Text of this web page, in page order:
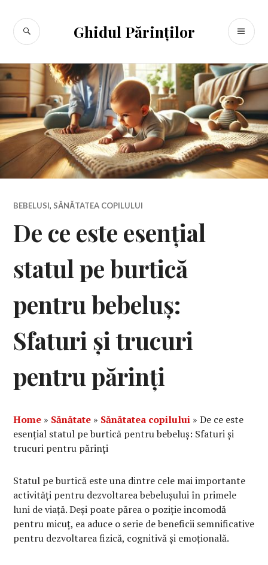
conținut
Ghidul Părinților
CĂUTARE
BEBELUSI, SĂNĂTATEA COPILULUI
De ce este esențial
statul pe burtică
pentru bebeluș:
Sfaturi și trucuri
pentru părinți
Home » Sănătate » Sănătatea copilului »De ce este
esențial statul pe burtică pentru bebeluș: Sfaturi și
trucuri pentru părinți
Statul pe burtică este una dintre cele mai importante
activități pentru dezvoltarea bebelușului în primele
luni de viață. Deși poate părea o poziție incomodă
pentru micuț, ea aduce o serie de beneficii semnificative
pentru dezvoltarea fizică, cognitivă și emoțională.